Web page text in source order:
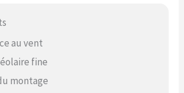
au vent
fine
montage